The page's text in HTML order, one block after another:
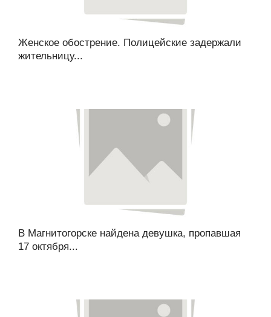
Женское обострение. Полицейские задержали
жительницу...
В Магнитогорске найдена девушка, пропавшая
17 октября...